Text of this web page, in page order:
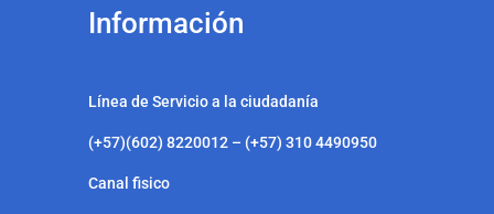
Información
Línea de Servicio a la ciudadanía
(+57)(602) 8220012 – (+57) 310 4490950
Canal fisico